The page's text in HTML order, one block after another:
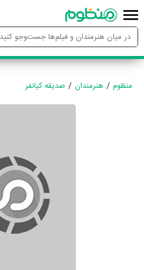
منظوم هنرمندان صدیقه کیانفر